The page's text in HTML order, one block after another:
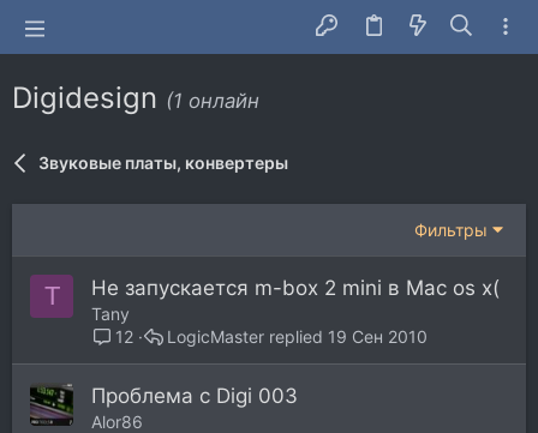
Digidesign (1 онлайн
Звуковые платы, конвертеры
Фильтры
T Не запускается m-box 2 mini в Mac os x(
Tany
12
19 Сен 2010
LogicMaster
Проблема с Digi 003
Alor86